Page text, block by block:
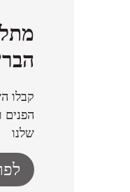
קבלו
הפנים
שלנו